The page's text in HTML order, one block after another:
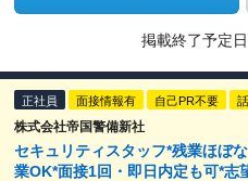
掲載終了予定日
正社員 面接情報有 自己PR不要
株式会社帝国警備新社
セキュリティスタッフ*残業ほぼ
業OK*面接1回・即日内定も可*志